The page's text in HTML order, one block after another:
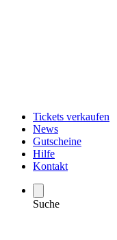
Tickets verkaufen
News
Gutscheine
Hilfe
Kontakt
Suche